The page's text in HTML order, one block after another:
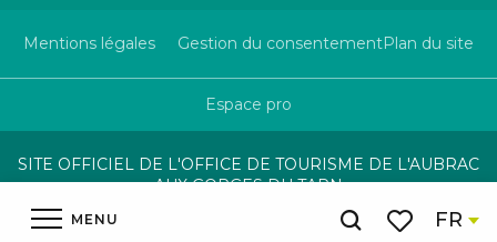
MENU
Recherche
FR
Mentions légales Gestion du consentementPlan du site
SITE OFFICIEL DE L'OFFICE DE TOURISME DE L'AUBRAC
AUX GORGES DU TARN
Espace pro